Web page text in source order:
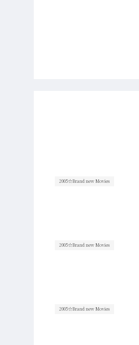
2005☆Brand new Movies
2005☆Brand new Movies
2005☆Brand new Movies